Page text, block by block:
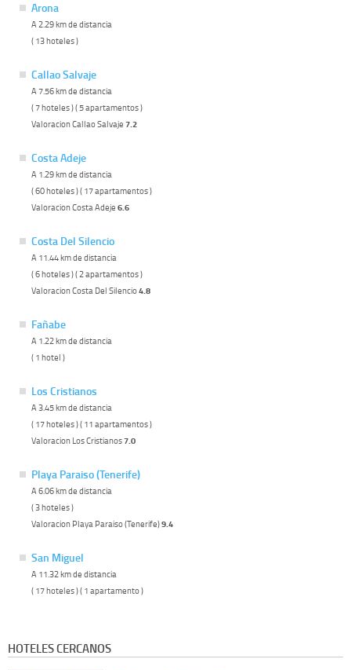
Arona
A 2.29 km de distancia
( 13 hoteles )
Callao Salvaje
A 7.56 km de distancia
( 7 hoteles ) ( 5 apartamentos )
Valoracion Callao Salvaje 7.2
Costa Adeje
A 1.29 km de distancia
( 60 hoteles ) ( 17 apartamentos )
Valoracion Costa Adeje 6.6
Costa Del Silencio
A 11.44 km de distancia
( 6 hoteles ) ( 2 apartamentos )
Valoracion Costa Del Silencio4.8
Fañabe
A 1.22 km de distancia
( 1 hotel )
Los Cristianos
A 3.45 km de distancia
( 17 hoteles ) ( 11 apartamentos )
Valoracion Los Cristianos7.0
Playa Paraiso (Tenerife)
A 6.06 km de distancia
( 3 hoteles )
Valoracion Playa Paraiso (Tenerife)9.4
San Miguel
A 11.32 km de distancia
( 17 hoteles ) ( 1 apartamento )
HOTELES CERCANOS